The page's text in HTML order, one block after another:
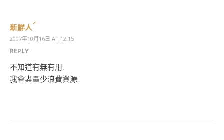
新鮮人
2007年10月16日 AT 12:15
REPLY
不知道有無有用,
我會盡量少浪費資源!